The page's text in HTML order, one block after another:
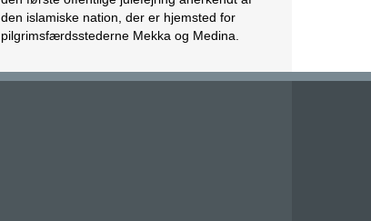
De første vielser i Costa Rica mellem par af
samme køn har fundet sted tirsdag. Det skriver
centralamerikanske land, der tillader